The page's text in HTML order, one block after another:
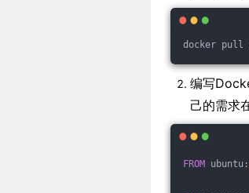
docker pull
编写
己的需求
FROM ubuntu: